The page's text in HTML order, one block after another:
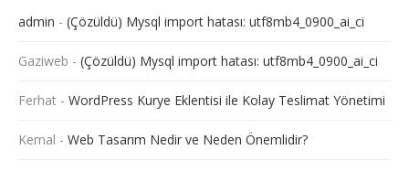
admin - (Çözüldü) Mysql import hatası: utf8mb4_0900_ai_ci
Gaziweb - (Çözüldü) Mysql import hatası: utf8mb4_0900_ai_ci
Ferhat - WordPress Kurye Eklentisi ile Kolay Teslimat Yönetimi
Kemal - Web Tasarım Nedir ve Neden Önemlidir?